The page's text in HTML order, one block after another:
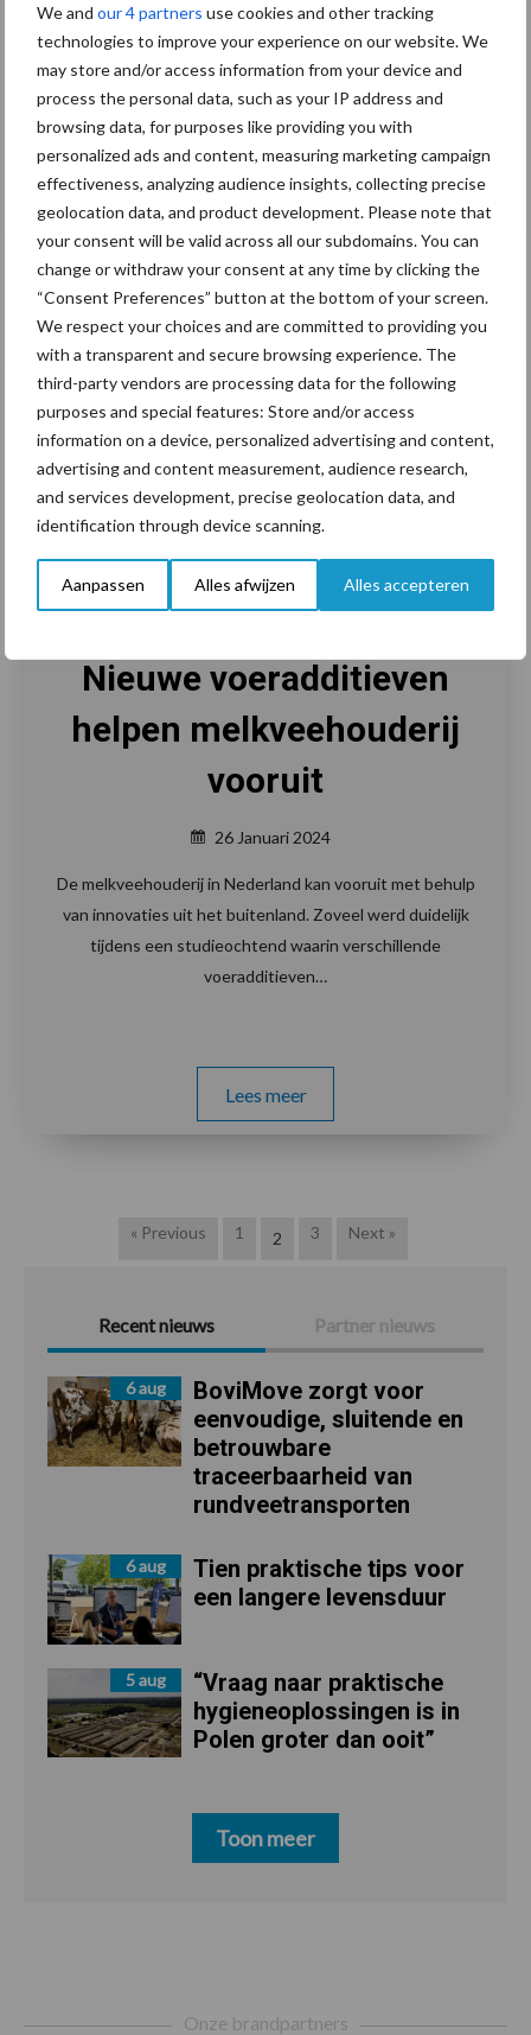
We and our 4 partners use cookies and other tracking
technologies to improve your experience on our website. We
may store and/or access information from your device and
process the personal data, such as your IP address and
browsing data, for purposes like providing you with
personalized ads and content, measuring marketing campaign
effectiveness, analyzing audience insights, collecting precise
geolocation data, and product development. Please note that
your consent will be valid across all our subdomains. You can
change or withdraw your consent at any time by clicking the
“Consent Preferences” button at the bottom of your screen.
We respect your choices and are committed to providing you
with a transparent and secure browsing experience. The
third-party vendors are processing data for the following
purposes and special features: Store and/or access
information on a device, personalized advertising and content,
advertising and content measurement, audience research,
and services development, precise geolocation data, and
identification through device scanning.
Aanpassen Alles afwijzen Alles accepteren
Wat kun je doen om de koeien beter door de
ogenschijnlijk eenvoudige dingen, liet…
Lees meer
Nieuwe voeradditieven
helpen melkveehouderij
vooruit
26 Januari 2024
De melkveehouderij in Nederland kan vooruit met behulp
van innovaties uit het buitenland. Zoveel werd duidelijk
tijdens een studieochtend waarin verschillende
voeradditieven…
Lees meer
« Previous 1 2 3 Next »
Recent nieuws Partner nieuws
6 aug
BoviMove zorgt voor
eenvoudige, sluitende en
betrouwbare
traceerbaarheid van
rundveetransporten
6 aug
Tien praktische tips voor
een langere levensduur
5 aug
“Vraag naar praktische
hygieneoplossingen is in
Polen groter dan ooit”
Toon meer
Onze brandpartners